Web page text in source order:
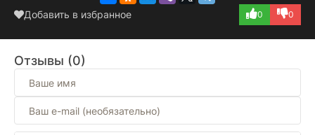
Добавить в избранное 0 0
Отзывы (0)